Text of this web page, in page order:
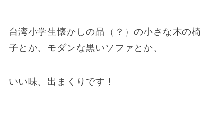
台湾小学生懐かしの品（？）の小さな木の椅
子とか、モダンな黒いソファとか、
いい味、出まくりです！